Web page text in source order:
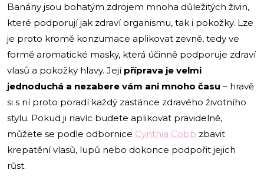
Banány jsou bohatým zdrojem mnoha důležitých živin,
které podporují jak zdraví organismu, tak i pokožky. Lze
je proto kromě konzumace aplikovat zevně, tedy ve
formě aromatické masky, která účinně podporuje zdraví
vlasů a pokožky hlavy. Její příprava je velmi
jednoduchá a nezabere vám ani mnoho času – hravě
si s ní proto poradí každý zastánce zdravého životního
stylu. Pokud ji navíc budete aplikovat pravidelně,
můžete se podle odbornice Cynthia Cobb zbavit
krepatění vlasů, lupů nebo dokonce podpořit jejich
růst.